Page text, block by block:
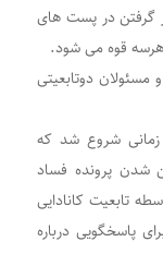
گرفتن در پست های
هرسه قوه می شود.
مسئولان دوتابعیتی
زمانی شروع شد که
شدن پرونده فساد
تابعیت کانادایی
پاسخگویی درباره